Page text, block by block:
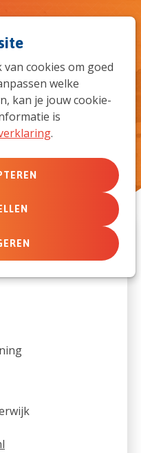
cookies om goed
welke
kan je jouw cookie-
is
.
naar
de
specialisten
helpen